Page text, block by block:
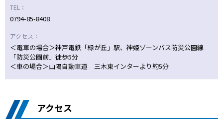
TEL：
0794-85-8408
アクセス：
＜電車の場合＞神戸電鉄「緑が丘」駅、神姫ゾーンバス防災公園線
「防災公園前」徒歩5分
＜車の場合＞山陽自動車道 三木東インターより約5分
アクセス